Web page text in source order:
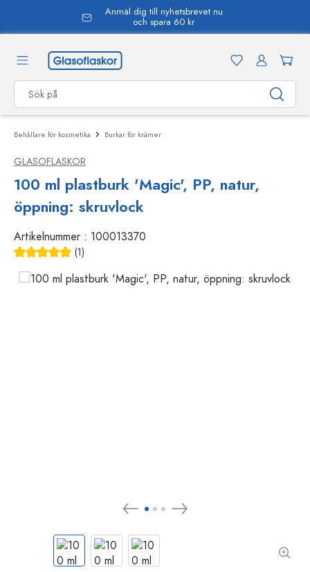
Anmäl dig till nyhetsbrevet nu
och spara 60 kr
Behållare för kosmetika Burkar för krämer
GLASOFLASKOR
100 ml plastburk 'Magic', PP, natur,
öppning: skruvlock
Artikelnummer : 100013370
(1)